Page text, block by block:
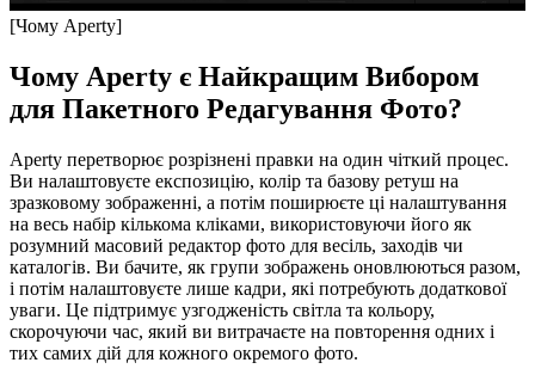
[Чому Aperty]
Чому Aperty є Найкращим Вибором
для Пакетного Редагування Фото?
Aperty перетворює розрізнені правки на один чіткий процес.
Ви налаштовуєте експозицію, колір та базову ретуш на
зразковому зображенні, а потім поширюєте ці налаштування
на весь набір кількома кліками, використовуючи його як
розумний масовий редактор фото для весіль, заходів чи
каталогів. Ви бачите, як групи зображень оновлюються разом,
і потім налаштовуєте лише кадри, які потребують додаткової
уваги. Це підтримує узгодженість світла та кольору,
скорочуючи час, який ви витрачаєте на повторення одних і
тих самих дій для кожного окремого фото.